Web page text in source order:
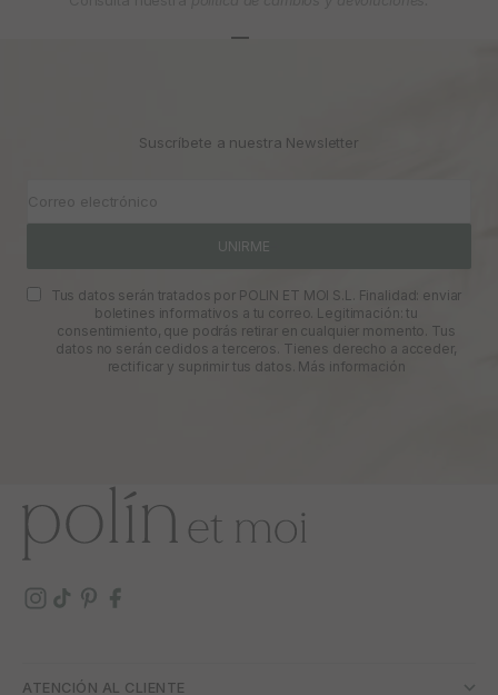
Suscríbete a nuestra Newsletter
Correo electrónico
UNIRME
Tus datos serán tratados por POLIN ET MOI S.L. Finalidad: enviar
boletines informativos a tu correo. Legitimación: tu
consentimiento, que podrás retirar en cualquier momento. Tus
datos no serán cedidos a terceros. Tienes derecho a acceder,
rectificar y suprimir tus datos. Más información
ATENCIÓN AL CLIENTE